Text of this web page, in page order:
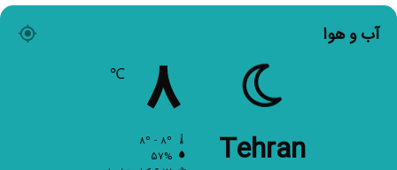
آب و هوا
Tehran
آسمان صاف
۸
۵۷%
۶.۱۷ کیلومتر/ساعت